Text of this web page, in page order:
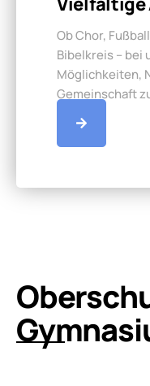
Ob Chor,
Bibelkreis – bei
Möglichkeiten,
Gemeinschaft